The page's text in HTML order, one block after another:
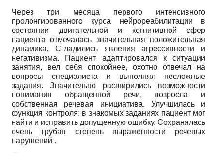
Через три месяца первого интенсивного
пролонгированного курса нейрореабилитации в
состоянии двигательной и когнитивной сфер
пациента отмечалась значительная положительная
динамика. Сгладились явления агрессивности и
негативизма. Пациент адаптировался к ситуации
занятия, вел себя спокойнее, охотно отвечал на
вопросы специалиста и выполнял несложные
задания. Значительно расширились возможности
понимания обращенной речи, возросла и
собственная речевая инициатива. Улучшилась и
функция контроля: в знакомых заданиях пациент мог
найти и исправить допущенную ошибку. Сохранялась
очень грубая степень выраженности речевых
нарушений .